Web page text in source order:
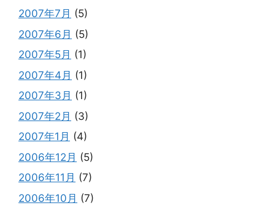
2007年7月 (5)
2007年6月 (5)
2007年5月 (1)
2007年4月 (1)
2007年3月 (1)
2007年2月 (3)
2007年1月 (4)
2006年12月 (5)
2006年11月 (7)
2006年10月 (7)